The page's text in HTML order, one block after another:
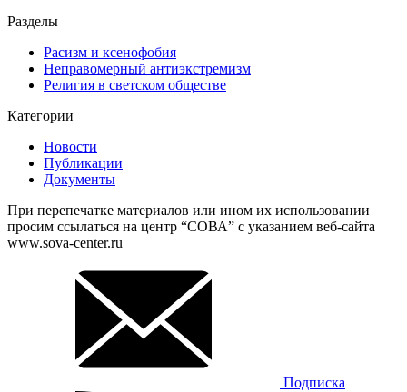
Разделы
Расизм и ксенофобия
Неправомерный антиэкстремизм
Религия в светском обществе
Категории
Новости
Публикации
Документы
При перепечатке материалов или ином их использовании
просим ссылаться на центр “СОВА” с указанием веб-сайта
www.sova-center.ru
Подписка